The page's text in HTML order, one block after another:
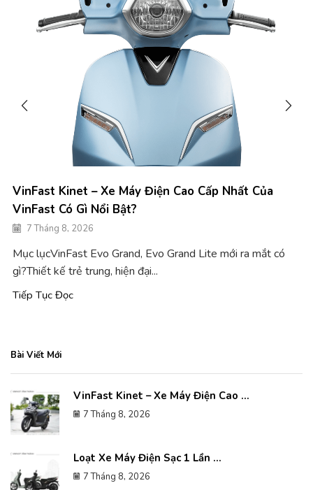
VinFast Kinet – Xe Máy Điện Cao Cấp Nhất Của
VinFast Có Gì Nổi Bật?
7 Tháng 8, 2026
Mục lụcVinFast Evo Grand, Evo Grand Lite mới ra mắt có
gì?Thiết kế trẻ trung, hiện đại...
Tiếp Tục Đọc
Bài Viết Mới
VinFast Kinet – Xe Máy Điện Cao ...
7 Tháng 8, 2026
Loạt Xe Máy Điện Sạc 1 Lần ...
7 Tháng 8, 2026